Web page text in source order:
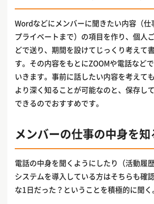
Wordなどにメンバーに聞きたい内容（仕
プライベートまで）の項目を作り、個人
どで送り、期間を設けてじっくり考えて
す。その内容をもとにZOOMや電話など
いきます。事前に話したい内容を考えて
より深く知ることが可能なのと、保存し
できるのでおすすめです。
メンバーの仕事の中身を知
電話の中身を聞くようにしたり（活動履
システムを導入している方はそちらも確
な1日だった？ということを積極的に聞く